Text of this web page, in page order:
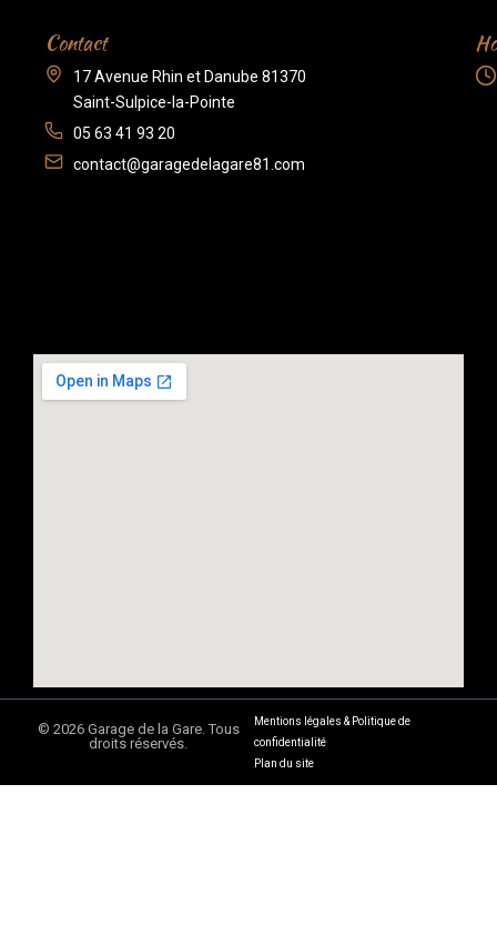
Contact
17 Avenue Rhin et Danube 81370
Saint-Sulpice-la-Pointe
05 63 41 93 20
contact@garagedelagare81.com
© 2026 Garage de la Gare. Tous
droits réservés.
Mentions légales & Politique de
confidentialité
Plan du site